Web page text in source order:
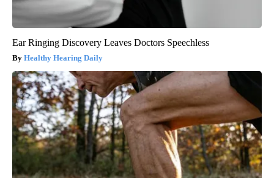
Ear Ringing Discovery Leaves Doctors Speechless
Healthy Hearing Daily